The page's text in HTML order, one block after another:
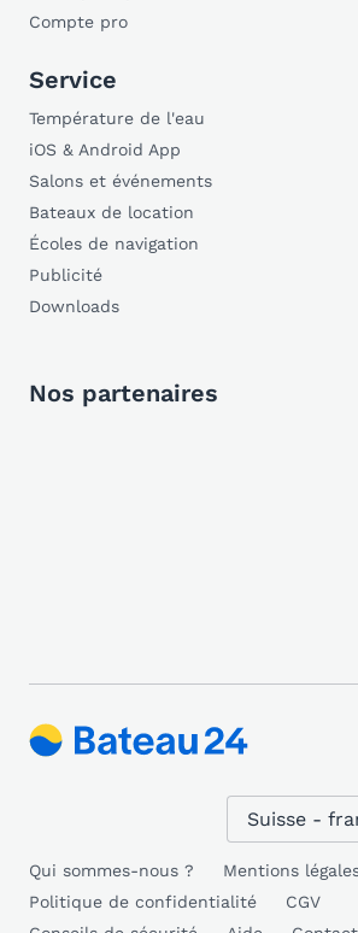
Compte pro
Service
Température de l'eau
iOS & Android App
Salons et événements
Bateaux de location
Écoles de navigation
Publicité
Downloads
Nos partenaires
Qui sommes-nous ?
Mentions
Politique de confidentialité
CGV